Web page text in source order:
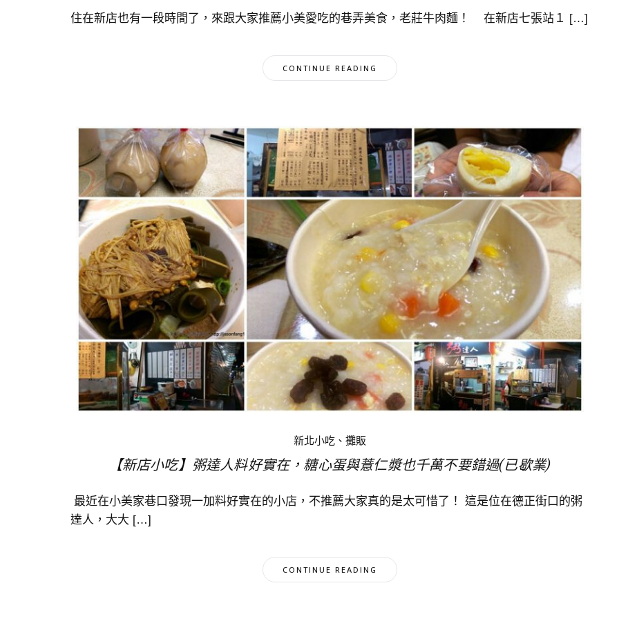
住在新店也有一段時間了，來跟大家推薦小美愛吃的巷弄美食，老莊牛肉麵！ 在新店七張站１ […]
CONTINUE READING
新北小吃、攤販
【新店小吃】粥達人料好實在，糖心蛋與薏仁漿也千萬不要錯過(已歇業)
最近在小美家巷口發現一加料好實在的小店，不推薦大家真的是太可惜了！ 這是位在德正街口的粥
達人，大大 […]
CONTINUE READING